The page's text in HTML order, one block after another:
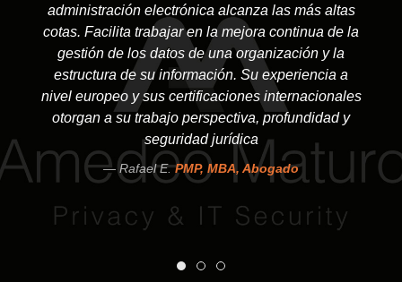
administración electrónica alcanza las más altas
cotas. Facilita trabajar en la mejora continua de la
gestión de los datos de una organización y la
estructura de su información. Su experiencia a
nivel europeo y sus certificaciones internacionales
otorgan a su trabajo perspectiva, profundidad y
seguridad jurídica
Rafael E.PMP, MBA, Abogado